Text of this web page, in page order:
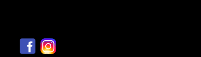
FacebookInstagram